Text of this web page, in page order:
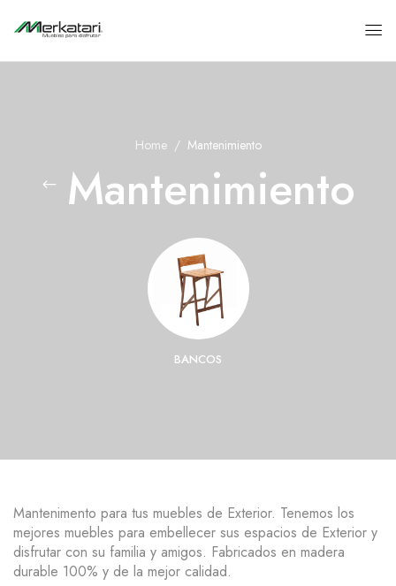
Home Mantenimiento
Mantenimiento
BANCOS
Mantenimento para tus muebles de Exterior. Tenemos los
mejores muebles para embellecer sus espacios de Exterior y
disfrutar con su familia y amigos. Fabricados en madera
durable 100% y de la mejor calidad.